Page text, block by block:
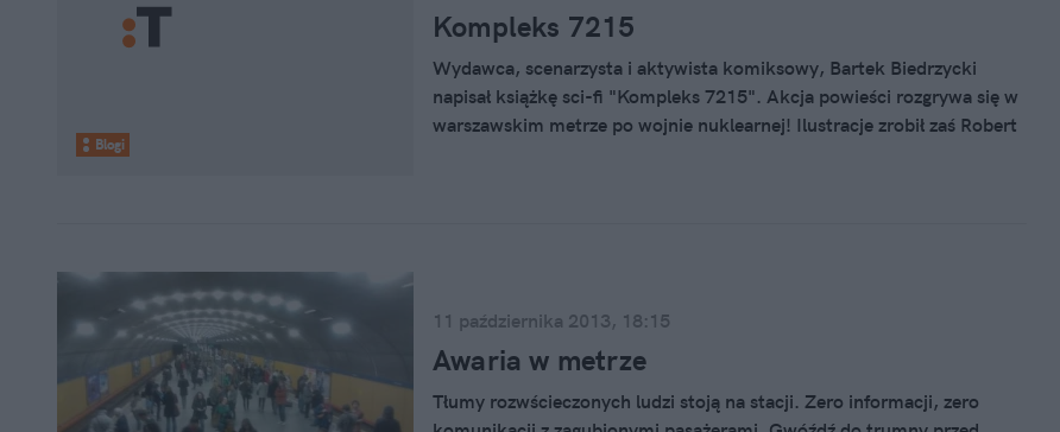
Blogi
Kompleks 7215
Wydawca, scenarzysta i aktywista komiksowy, Bartek Biedrzycki
napisał książkę sci-fi "Kompleks 7215". Akcja powieści rozgrywa się w
warszawskim metrze po wojnie nuklearnej! Ilustracje zrobił zaś Robert
11 października 2013, 18:15
Awaria w metrze
Tłumy rozwścieczonych ludzi stoją na stacji. Zero informacji, zero